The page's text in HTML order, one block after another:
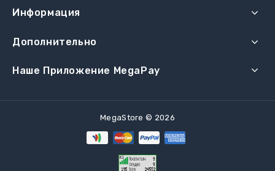
Информация
Дополнительно
Наше Приложение MegaPay
MegaStore © 2026